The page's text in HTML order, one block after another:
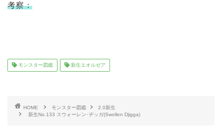
考察：
モンスター図鑑 新生エオルゼア
HOME モンスター図鑑
2.0新生
新生No.133 スウォーレン･ヂッガ(Swollen Djigga)